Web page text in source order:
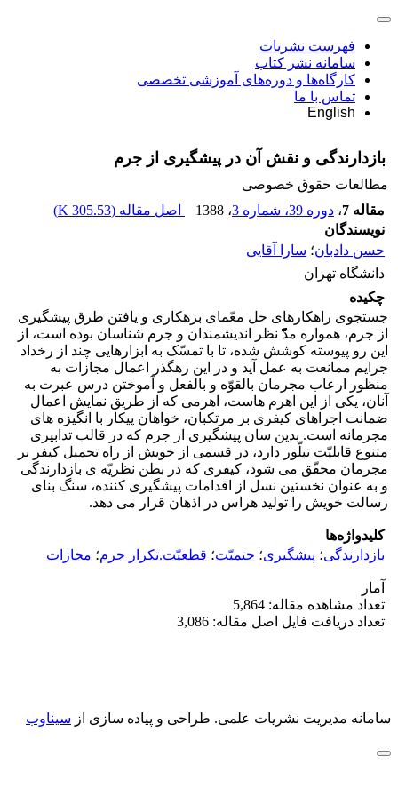
فهرست نشریات
سامانه نشر کتاب
کارگاه‌ها و دوره‌های آموزشی تخصصی
تماس با ما
English
بازدارندگی و نقش آن در پیشگیری از جرم
مطالعات حقوق خصوصی
مقاله 7
، دوره 39، شماره 3 ، 1388 اصل مقاله (305.53 K
)
نویسندگان
حسن دادبان؛ سارا آقایی
دانشگاه تهران
چکیده
جستجوی راهکارهای حل معّمای بزهکاری و یافتن طرق پیشگیری
از جرم، همواره مدّّّّّّّ نظر اندیشمندان و جرم شناسان بوده است، از
این رو پیوسته کوشش شده، تا با تمسّک به ابزارهایی چند از رخداد
جرایم ممانعت به عمل آید و در این رهگذر اعمال مجازات به
منظور ارعاب مجرمان بالقوّه و بالفعل و آموختن درس عبرت به
آنان، یکی از این اهرم هاست، اهرمی که از طریق نمایش اعمال
ضمانت اجراهای کیفری بر مرتکبان، خواهان پیکار با انگیزه های
مجرمانه است. بدین سان پیشگیری از جرم که در قالب تدابیری
متنوع قابلیّت تبلّور دارد، در قسمی از خویش از راه تحمیل کیفر بر
مجرمان محقّق می شود، کیفری که در بطن نظریّه ی بازدارندگی
و به عنوان نخستین نسل از اقدامات پیشگیری کننده، سنگ بنای
رسالت خویش را تولید هراس در اذهان قرار می دهد.
کلیدواژه‌ها
بازدارندگی؛ پیشگیری؛ حتمیّت؛ قطعیّت.تکرار جرم؛ مجازات
آمار
تعداد مشاهده مقاله: 5,864
تعداد دریافت فایل اصل مقاله: 3,086
سامانه مدیریت نشریات علمی. طراحی و پیاده سازی از سیناوب